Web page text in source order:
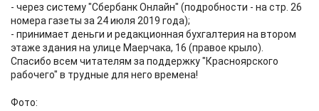
- через систему "Сбербанк Онлайн" (подробности - на стр. 26
номера газеты за 24 июля 2019 года);
- принимает деньги и редакционная бухгалтерия на втором
этаже здания на улице Маерчака, 16 (правое крыло).
Спасибо всем читателям за поддержку "Красноярского
рабочего" в трудные для него времена!
Фото: